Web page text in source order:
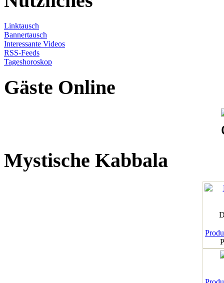
Linktausch
Bannertausch
Interessante Videos
RSS-Feeds
Tageshoroskop
Gäste Online
Mystische Kabbala